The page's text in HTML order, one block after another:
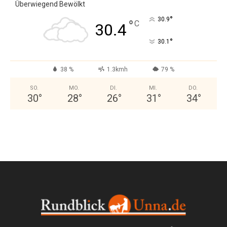
Überwiegend Bewölkt
30.4°C 30.9°
30.1 °
38 % 1.3kmh 79 %
SO.
30°
MO.
28°
DI.
26°
MI.
31 °
DO.
34°